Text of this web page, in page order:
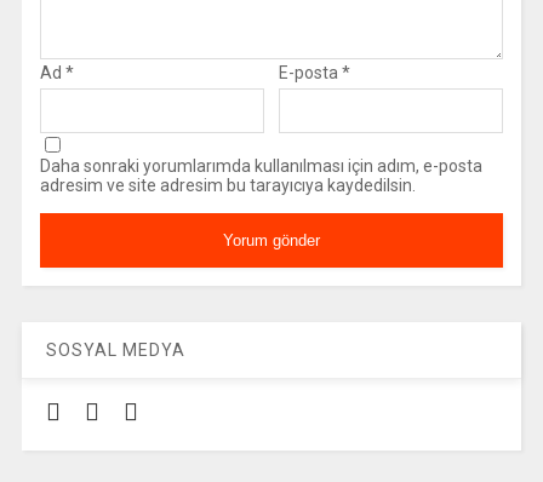
Ad * E-posta*
Daha sonraki yorumlarımda kullanılması için adım, e-posta
adresim ve site adresim bu tarayıcıya kaydedilsin.
SOSYAL MEDYA